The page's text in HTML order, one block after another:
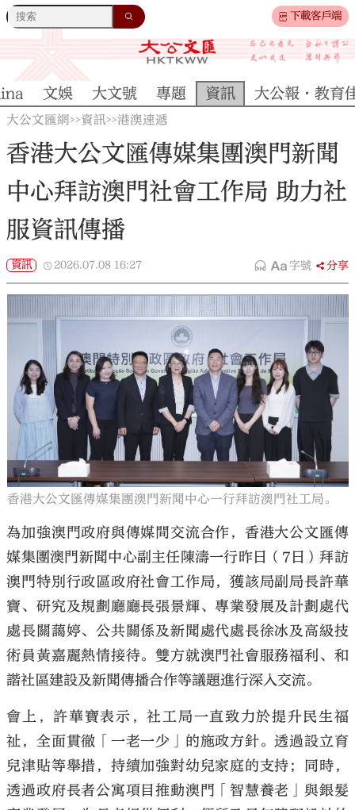
下載客戶端
大公文匯
文娛 大文號 專題 資訊 大公報·教育
大公文匯網>>資訊>>港澳速遞
香港大公文匯傳媒集團澳門新聞
中心拜訪澳門社會工作局 助力社
服資訊傳播
資訊 2026.07.08 16:27 字號 分享
香港大公文匯傳媒集團澳門新聞中心一行拜訪澳門社工局。
為加強澳門政府與傳媒間交流合作，香港大公文匯傳
媒集團澳門新聞中心副主任陳濤一行昨日（7日）拜訪
澳門特別行政區政府社會工作局，獲該局副局長許華
寶、研究及規劃廳廳長張景輝、專業發展及計劃處代
處長關藹婷、公共關係及新聞處代處長徐冰及高級技
術員黃嘉麗熱情接待。雙方就澳門社會服務福利、和
諧社區建設及新聞傳播合作等議題進行深入交流。
會上，許華寶表示，社工局一直致力於提升民生福
祉，全面貫徹「一老一少」的施政方針。透過設立育
兒津貼等舉措，持續加強對幼兒家庭的支持；同時，
透過政府長者公寓項目推動澳門「智慧養老」與銀髮